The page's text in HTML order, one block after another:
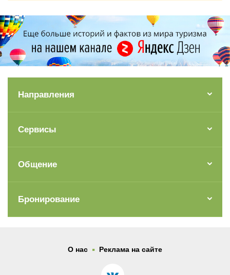
Направления
Сервисы
Общение
Бронирование
О нас . Реклама на сайте